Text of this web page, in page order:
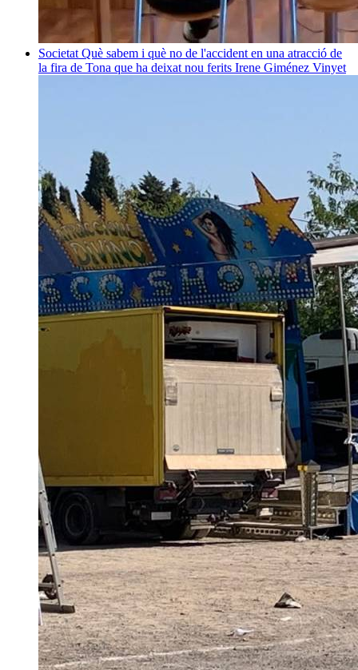
Societat Què sabem i què no de l'accident en una atracció de
la fira de Tona que ha deixat nou ferits Irene Giménez Vinyet